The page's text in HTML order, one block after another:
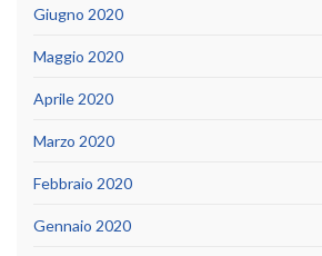
Giugno 2020
Maggio 2020
Aprile 2020
Marzo 2020
Febbraio 2020
Gennaio 2020